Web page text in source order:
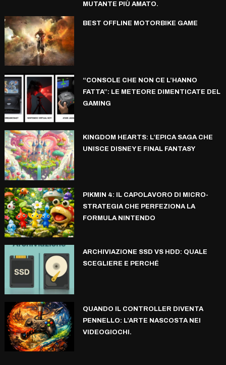
MUTANTE PIÙ AMATO.
BEST OFFLINE MOTORBIKE GAME
“CONSOLE CHE NON CE L’HANNO
FATTA”: LE METEORE DIMENTICATE DEL
GAMING
KINGDOM HEARTS: L’EPICA SAGA CHE
UNISCE DISNEY E FINAL FANTASY
PIKMIN 4: IL CAPOLAVORO DI MICRO-
STRATEGIA CHE PERFEZIONA LA
FORMULA NINTENDO
ARCHIVIAZIONE SSD VS HDD: QUALE
SCEGLIERE E PERCHÉ
QUANDO IL CONTROLLER DIVENTA
PENNELLO: L’ARTE NASCOSTA NEI
VIDEOGIOCHI.